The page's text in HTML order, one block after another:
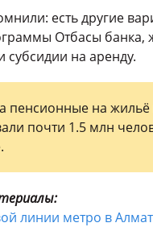
есть другие
Отбасы
субсидии на аренду.
пенсионные на
почти 1.5 млн
линии метро в